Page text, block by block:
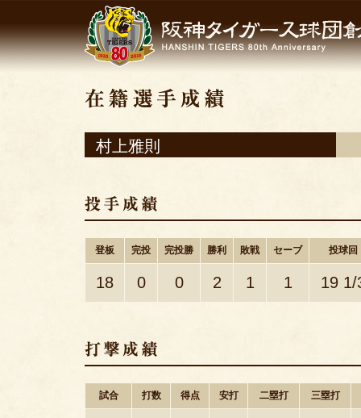
村上雅則
登板 完投 完投勝 勝利 敗戦 セーブ 投球回
18 0 0 2 1 1 19 1/
試合 打数 得点 安打 二塁打 三塁打